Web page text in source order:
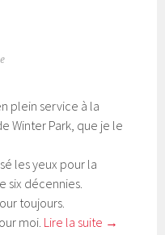
plein service à la
Winter Park, que je le
les yeux pour la
six décennies.
toujours.
moi. Lire la suite →